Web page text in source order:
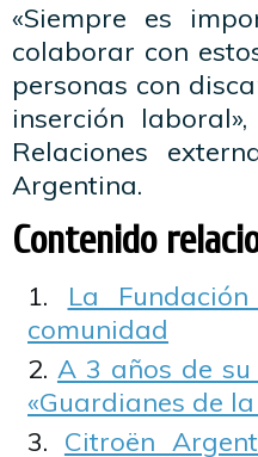
«Siempre es
colaborar con
personas con
inserción
Relaciones
Argentina.
Contenido
La
comunidad
A 3 años de
«Guardianes de la
Citroën